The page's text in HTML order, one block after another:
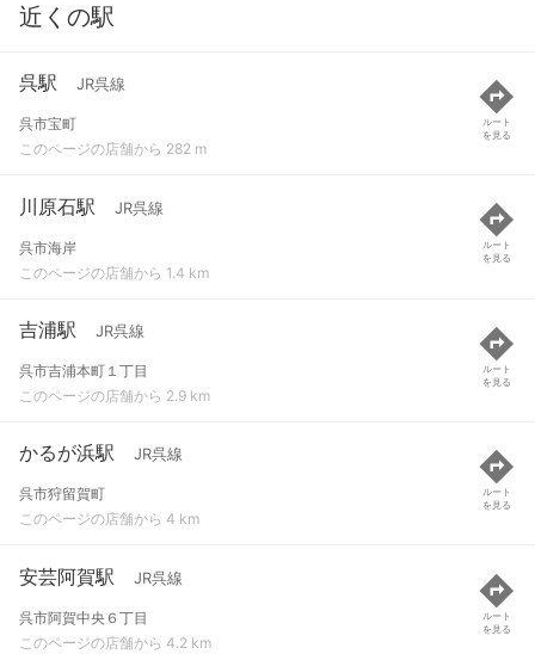
近くの駅
呉駅 JR呉線
呉市宝町
このページの店舗から 282 m
ルート
を見る
川原石駅 JR呉線
呉市海岸
このページの店舗から 1.4 km
ルート
を見る
吉浦駅 JR呉線
呉市吉浦本町１丁目
このページの店舗から 2.9 km
ルート
を見る
かるが浜駅 JR呉線
呉市狩留賀町
このページの店舗から 4 km
ルート
を見る
安芸阿賀駅 JR呉線
呉市阿賀中央６丁目
このページの店舗から 4.2 km
ルート
を見る